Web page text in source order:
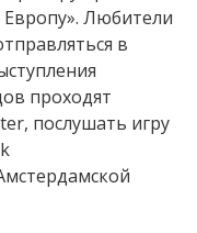
Европу». Любители
в
проходят
послушать игру